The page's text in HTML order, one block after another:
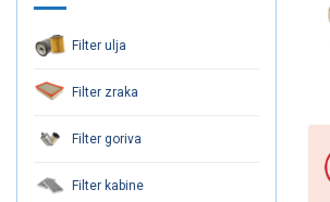
Filter ulja
Filter zraka
Filter goriva
Filter kabine